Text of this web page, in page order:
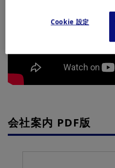
会社案内 PDF版
Cookie 設定